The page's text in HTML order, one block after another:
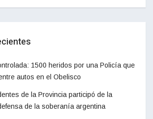
1500 heridos por una Policía que
autos en el Obelisco
de la Provincia participó de la
de la soberanía argentina